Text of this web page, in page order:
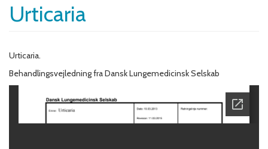
Urticaria
Urticaria.
Behandlingsvejledning fra Dansk Lungemedicinsk Selskab